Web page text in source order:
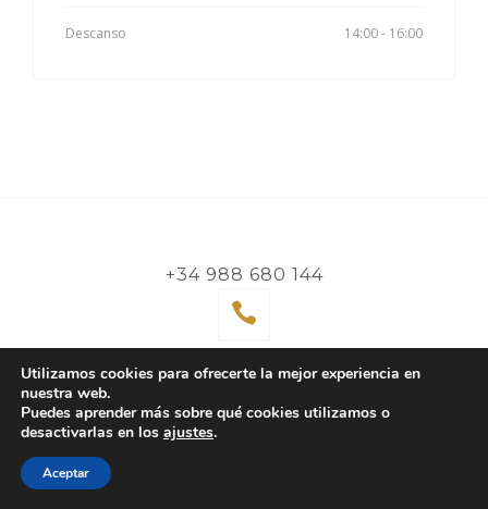
Descanso 14:00 - 16:00
+34 988 680 144
¡Llámanos hoy!
Reservar una cita
Utilizamos cookies para ofrecerte la mejor experiencia en
nuestra web.
Puedes aprender más sobre qué cookies utilizamos o
desactivarlas en los ajustes.
Aceptar